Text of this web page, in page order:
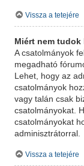
Vissza a tetejére
Miért nem
A csatolmányok
megadható
Lehet, hogy az
csatolmányok
vagy talán csak
csatolmányokat.
csatolmányokat
adminisztrátorral.
Vissza a tetejére